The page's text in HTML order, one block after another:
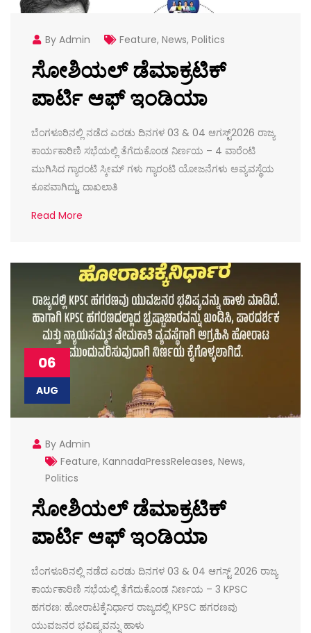
By Admin Feature, News, Politics
ಸೋಶಿಯಲ್ ಡೆಮಾಕ್ರಟಿಕ್
ಪಾರ್ಟಿ ಆಫ್ ಇಂಡಿಯಾ
ಬೆಂಗಳೂರಿನಲ್ಲಿ ನಡೆದ ಎರಡು ದಿನಗಳ 03 & 04 ಆಗಸ್ಟ್2026 ರಾಜ್ಯ
ಕಾರ್ಯಕಾರಿಣಿ ಸಭೆಯಲ್ಲಿ ತೆಗೆದುಕೊಂಡ ನಿರ್ಣಯ – 4 ವಾರೆಂಟಿ
ಮುಗಿಸಿದ ಗ್ಯಾರಂಟಿ ಸ್ಕೀಮ್ ಗಳು ಗ್ಯಾರಂಟಿ ಯೋಜನೆಗಳು ಅವ್ಯವಸ್ಥೆಯ
ಕೂಪವಾಗಿದ್ದು, ದಾಖಲಾತಿ
Read More
06
AUG
By Admin
Feature, KannadaPressReleases, News,
Politics
ಸೋಶಿಯಲ್ ಡೆಮಾಕ್ರಟಿಕ್
ಪಾರ್ಟಿ ಆಫ್ ಇಂಡಿಯಾ
ಬೆಂಗಳೂರಿನಲ್ಲಿ ನಡೆದ ಎರಡು ದಿನಗಳ 03 & 04 ಆಗಸ್ಟ್ 2026 ರಾಜ್ಯ
ಕಾರ್ಯಕಾರಿಣಿ ಸಭೆಯಲ್ಲಿ ತೆಗೆದುಕೊಂಡ ನಿರ್ಣಯ – 3 KPSC
ಹಗರಣ: ಹೋರಾಟಕ್ಕೆನಿರ್ಧಾರ ರಾಜ್ಯದಲ್ಲಿ KPSC ಹಗರಣವು
ಯುವಜನರ ಭವಿಷ್ಯವನ್ನು ಹಾಳು